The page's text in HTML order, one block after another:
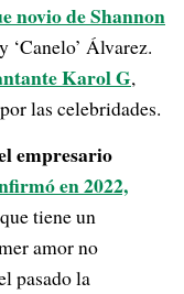
novio de Shannon
‘Canelo’ Álvarez.
Karol G,
las celebridades.
empresario
en 2022,
tiene un
amor no
pasado la